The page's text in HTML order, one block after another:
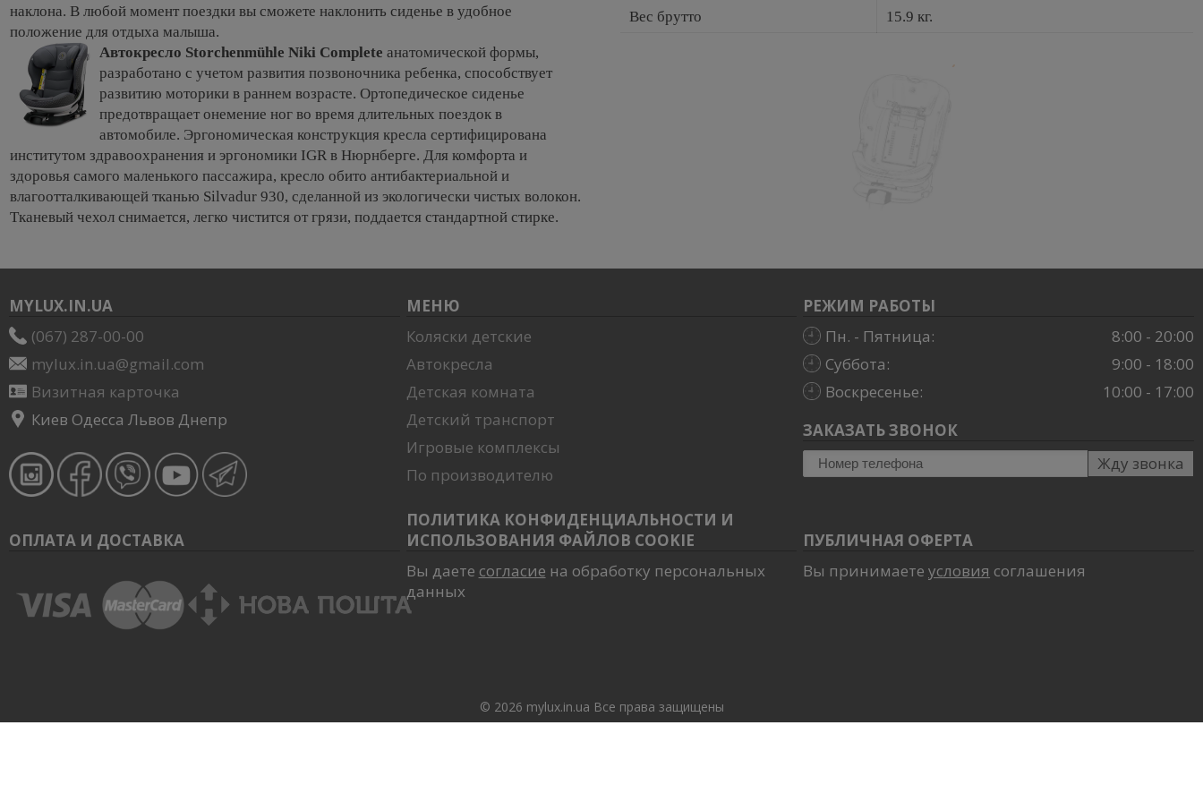
наклона. В любой момент поездки вы сможете наклонить сиденье в удобное
положение для отдыха малыша.
Автокресло Storchenmühle Niki Completeанатомической формы,
разработано с учетом развития позвоночника ребенка, способствует
развитию моторики в раннем возрасте. Ортопедическое сиденье
предотвращает онемение ног во время длительных поездок в
автомобиле. Эргономическая конструкция кресла сертифицирована
институтом здравоохранения и эргономики IGR в Нюрнберге. Для комфорта и
здоровья самого маленького пассажира, кресло обито антибактериальной и
влагоотталкивающей тканью Silvadur 930, сделанной из экологически чистых волокон.
Тканевый чехол снимается, легко чистится от грязи, поддается стандартной стирке.
Вес брутто 15.9 кг.
MYLUX.IN.UA
(067) 287-00-00
mylux.in.ua@gmail.com
Визитная карточка
Киев Одесса Львов Днепр
МЕНЮ
Коляски детские
Автокресла
Детская комната
Детский транспорт
Игровые комплексы
По производителю
РЕЖИМ РАБОТЫ
Пн. - Пятница:
8:00 - 20:00
Суббота:
9:00 - 18:00
Воскресенье:
10:00 - 17:00
ЗАКАЗАТЬ ЗВОНОК
Жду звонка
ОПЛАТА И ДОСТАВКА
ПОЛИТИКА КОНФИДЕНЦИАЛЬНОСТИ И
ИСПОЛЬЗОВАНИЯ ФАЙЛОВ COOKIE
Вы даете согласие на обработку персональных
данных
ПУБЛИЧНАЯ ОФЕРТА
Вы принимаетеусловия соглашения
© 2026 mylux.in.ua Все права защищены